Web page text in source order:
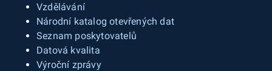
Vzdělávání
Národní katalog otevřených dat
Seznam poskytovatelů
Datová kvalita
Výroční zprávy